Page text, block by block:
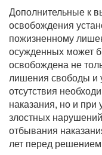
Дополнительные к
освобождения
пожизненному
осужденных может
освобождена не
лишения свободы и
отсутствия
наказания, но и при
злостных
отбывания
лет перед